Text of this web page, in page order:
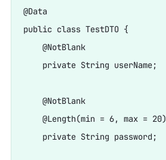
@Data
public class TestDTO {
@NotBlank
private String userName;
@NotBlank
@Length(min = 6, max = 20)
private String password;